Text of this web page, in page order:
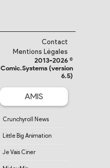
Contact
Mentions Légales
2013-2026 ©
Comic.Systems (version
6.5)
AMIS
Crunchyroll News
Little Big Animation
Je Vais Ciner